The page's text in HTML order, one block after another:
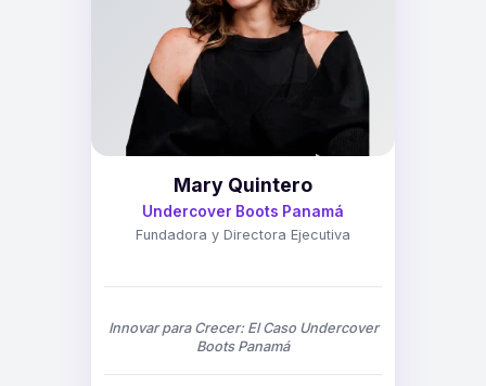
Mary Quintero
Undercover Boots Panamá
Fundadora y Directora Ejecutiva
Innovar para Crecer: El Caso Undercover
Boots Panamá